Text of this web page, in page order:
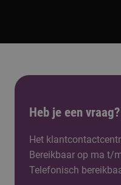
Heb je een vraag?
Het
Bereikbaar op ma t/
Telefonisch